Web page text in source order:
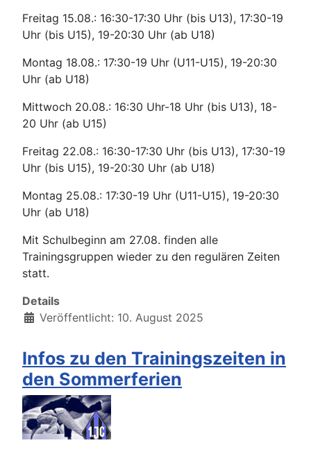
Freitag 15.08.: 16:30-17:30 Uhr (bis U13), 17:30-19
Uhr (bis U15), 19-20:30 Uhr (ab U18)
Montag 18.08.: 17:30-19 Uhr (U11-U15), 19-20:30
Uhr (ab U18)
Mittwoch 20.08.: 16:30 Uhr-18 Uhr (bis U13), 18-
20 Uhr (ab U15)
Freitag 22.08.: 16:30-17:30 Uhr (bis U13), 17:30-19
Uhr (bis U15), 19-20:30 Uhr (ab U18)
Montag 25.08.: 17:30-19 Uhr (U11-U15), 19-20:30
Uhr (ab U18)
Mit Schulbeginn am 27.08. finden alle
Trainingsgruppen wieder zu den regulären Zeiten
statt.
Details
Veröffentlicht: 10. August 2025
Infos zu den Trainingszeiten in
den Sommerferien